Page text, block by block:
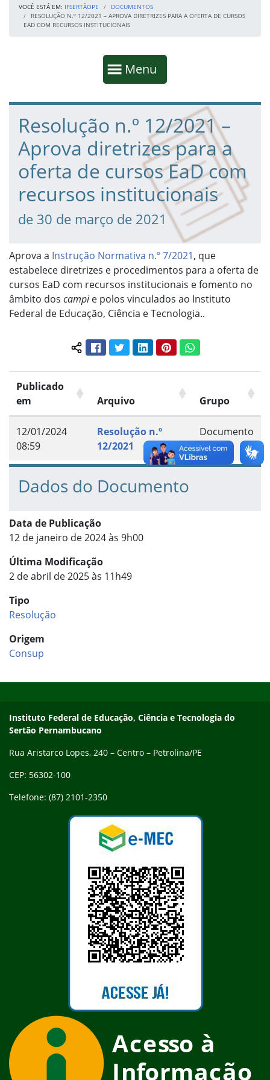
VOCÊ ESTÁ EM: IFSERTÃOPE
DOCUMENTOS
RESOLUÇÃO N.º 12/2021 – APROVA DIRETRIZES PARA A OFERTA DE CURSOS
EAD COM RECURSOS INSTITUCIONAIS
Mostrar
Menu
Fim da navegação
Início do conteúdo
Resolução n.º 12/2021 –
Aprova diretrizes para a
oferta de cursos EaD com
recursos institucionais
de 30 de março de 2021
Aprova a Instrução Normativa n.º 7/2021, que
estabelece diretrizes e procedimentos para a oferta de
cursos EaD com recursos institucionais e fomento no
âmbito dos campie polos vinculados ao Instituto
Federal de Educação, Ciência e Tecnologia..
Compartilhar conteúdo:
FacebookTwitterLinkedInPinterestWhatsApp
Publicado
em
Arquivo Grupo
12/01/2024
08:59
Resolução n.º
12/2021
Documento
Dados do Documento
Data de Publicação
12 de janeiro de 2024 às 9h00
Última Modificação
2 de abril de 2025 às 11h49
Tipo
Resolução
Origem
Consup
Endereço
Instituto Federal de Educação, Ciência e Tecnologia do
Sertão Pernambucano
Rua Aristarco Lopes, 240 – Centro – Petrolina/PE
CEP: 56302-100
Telefone: (87) 2101-2350